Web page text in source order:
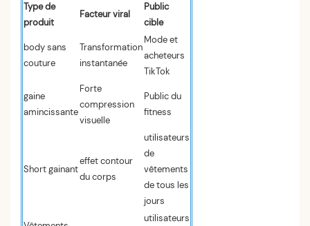
Type de
produit
Facteur viral
Public
cible
body sans
couture
Transformation
instantanée
Mode et
acheteurs
TikTok
gaine
amincissante
Forte
compression
visuelle
Public du
fitness
Short gainant
effet contour
du corps
utilisateurs
de
vêtements
de tous les
jours
utilisateurs